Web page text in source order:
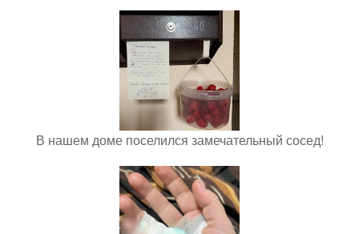
В нашем доме поселился замечательный сосед!